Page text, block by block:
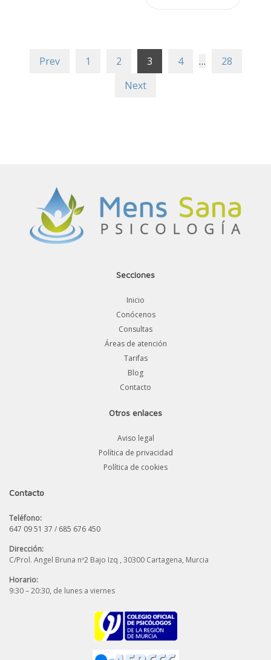
Prev 1 2 3 4 …
28
Next
Secciones
Inicio
Conócenos
Consultas
Áreas de atención
Tarifas
Blog
Contacto
Otros enlaces
Aviso legal
Política de privacidad
Política de cookies
Contacto
Teléfono:
647 09 51 37 / 685 676 450
Dirección:
C/Prol. Angel Bruna nº2 Bajo Izq , 30300 Cartagena, Murcia
Horario:
9:30 – 20:30, de lunes a viernes